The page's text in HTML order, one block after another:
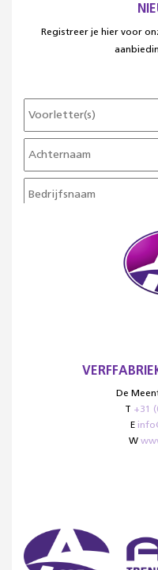
Registreer je hier voor
De
T +31
E
W